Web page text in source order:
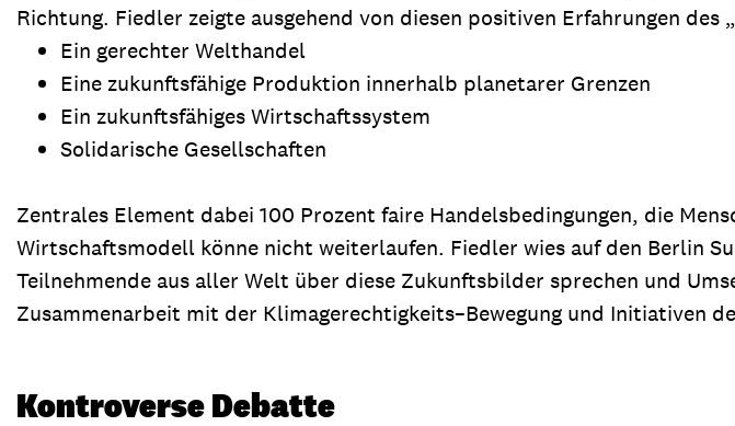
Richtung. Fiedler zeigte ausgehend von diesen positiven Erfahrungen
Ein gerechter Welthandel
Eine zukunftsfähige Produktion innerhalb planetarer Grenzen
Ein zukunftsfähiges Wirtschaftssystem
Solidarische Gesellschaften
Zentrales Element dabei 100 Prozent faire Handelsbedingungen, die
Wirtschaftsmodell könne nicht weiterlaufen. Fiedler wies auf den Berlin
Teilnehmende aus aller Welt über diese Zukunftsbilder sprechen und
Zusammenarbeit mit der Klimagerechtigkeits–Bewegung und Initiativen
Kontroverse Debatte